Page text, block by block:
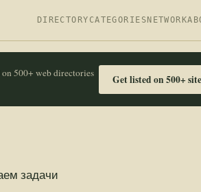
DIRECTORY CATEGORIES NETWORK
500+ web directories
Get listed on 500+
задачи